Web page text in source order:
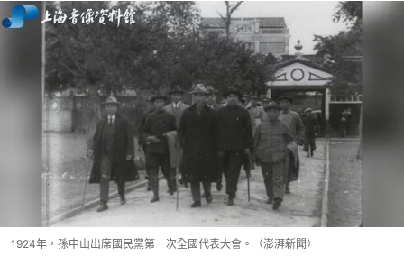
1924年，孫中山出席國民黨第一次全國代表大會。（澎湃新聞）